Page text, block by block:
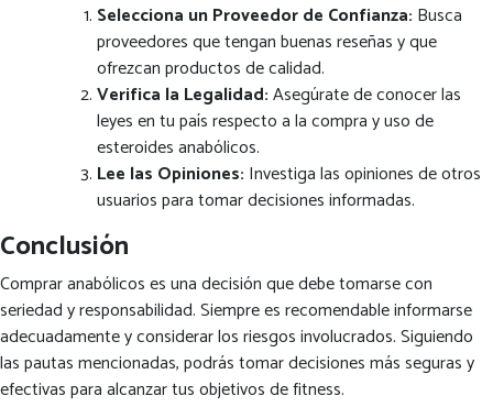
Selecciona un Proveedor de Confianza: Busca
proveedores que tengan buenas reseñas y que
ofrezcan productos de calidad.
Verifica la Legalidad:Asegúrate de conocer las
leyes en tu país respecto a la compra y uso de
esteroides anabólicos.
Lee las Opiniones: Investiga las opiniones de otros
usuarios para tomar decisiones informadas.
Conclusión
Comprar anabólicos es una decisión que debe tomarse con
seriedad y responsabilidad. Siempre es recomendable informarse
adecuadamente y considerar los riesgos involucrados. Siguiendo
las pautas mencionadas, podrás tomar decisiones más seguras y
efectivas para alcanzar tus objetivos de fitness.